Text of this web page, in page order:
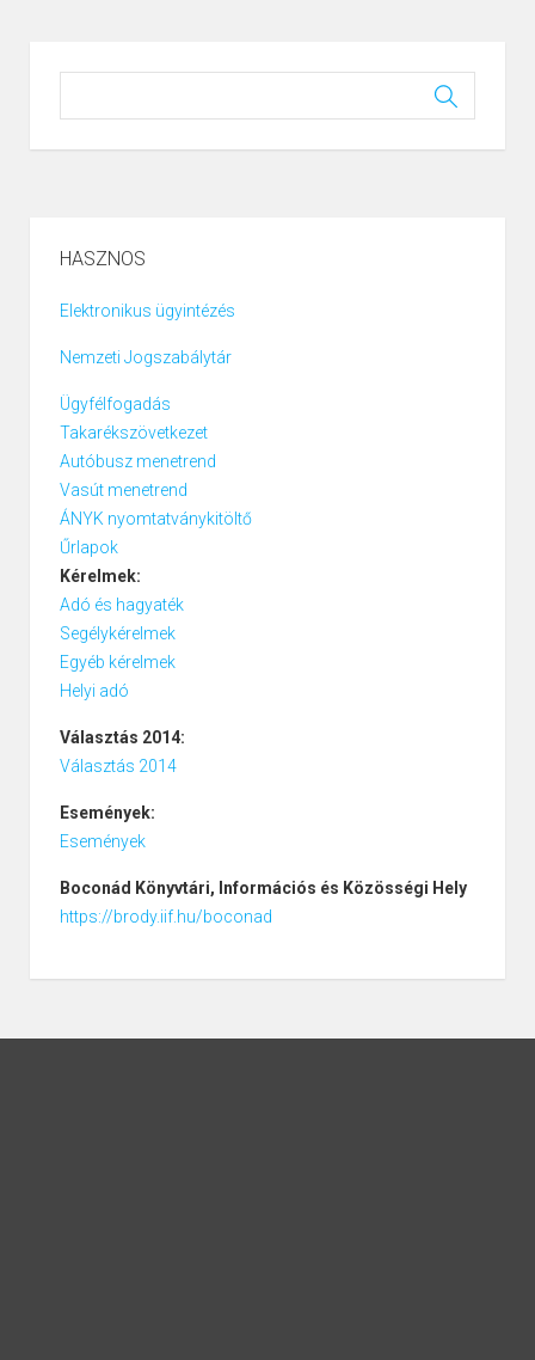
HASZNOS
Elektronikus ügyintézés
Nemzeti Jogszabálytár
Ügyfélfogadás
Takarékszövetkezet
Autóbusz menetrend
Vasút menetrend
ÁNYK nyomtatványkitöltő
Űrlapok
Kérelmek:
Adó és hagyaték
Segélykérelmek
Egyéb kérelmek
Helyi adó
Választás 2014:
Választás 2014
Események:
Események
Boconád Könyvtári, Információs és Közösségi Hely
https://brody.iif.hu/boconad